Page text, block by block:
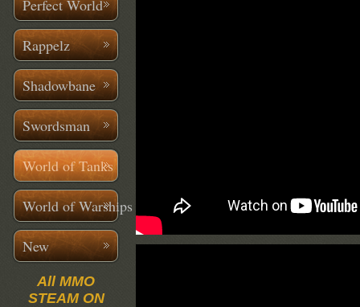
Perfect World
Rappelz
Shadowbane
Swordsman
World of Tanks
World of Warships
New
All MMO
STEAM ON